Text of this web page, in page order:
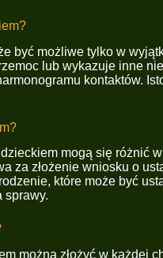
być możliwe tylko w
lub wykazuje inne
kontaktów.
mogą się różnić
za złożenie wniosku o
które może być
sprawy.
można złożyć w każdej